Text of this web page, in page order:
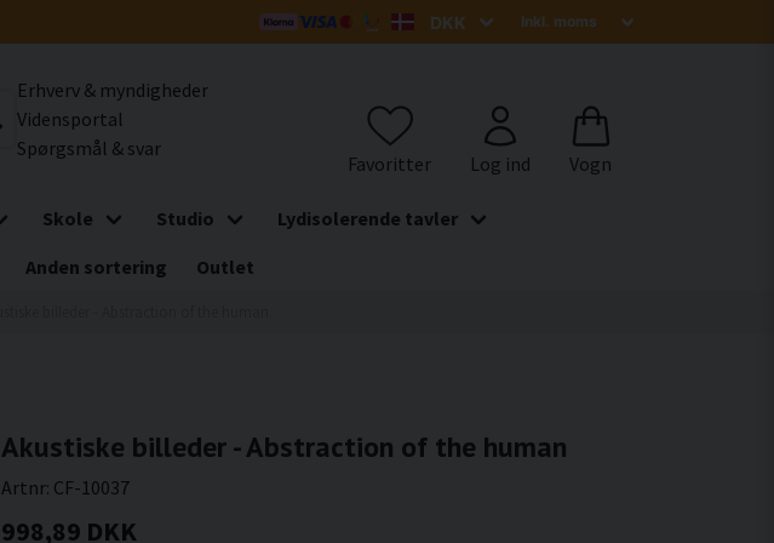
Erhverv & myndigheder
Vidensportal
Spørgsmål & svar
Skole Studio
Lydisolerende tavler
Anden sortering Outlet
Akustiske billeder - Abstraction of the human
Artnr: CF-10037
998,89 DKK